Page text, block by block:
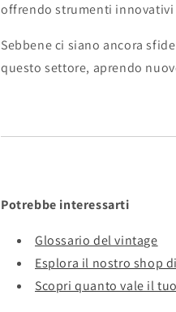
offrendo strumenti innovativi
Sebbene ci siano ancora
questo settore, aprendo
Potrebbe interessarti
Glossario del vintage
Esplora il nostro shop
Scopri quanto vale il